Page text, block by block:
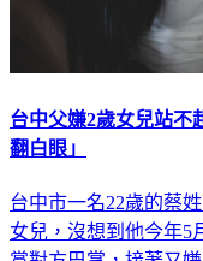
台中父嫌2歲女兒站
翻白眼」
台中市一名22歲的蔡
女兒，沒想到他今年5